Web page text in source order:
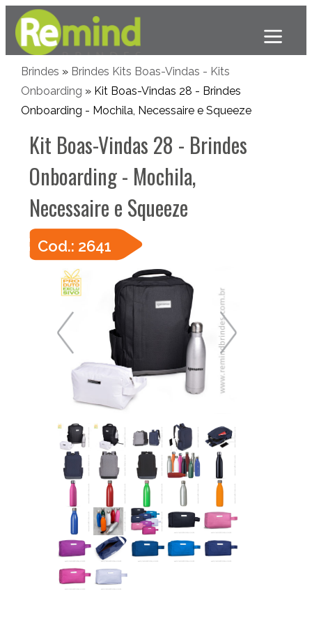
Brindes » Brindes Kits Boas-Vindas - Kits
Onboarding » Kit Boas-Vindas 28 - Brindes
Onboarding - Mochila, Necessaire e Squeeze
Kit Boas-Vindas 28 - Brindes
Onboarding - Mochila,
Necessaire e Squeeze
Cod.: 2641